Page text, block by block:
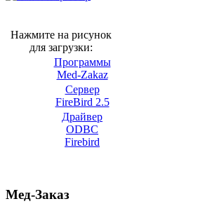
Нажмите на рисунок
для загрузки:
Программы
Med-Zakaz
Сервер
FireBird 2.5
Драйвер
ODBC
Firebird
Мед-Заказ